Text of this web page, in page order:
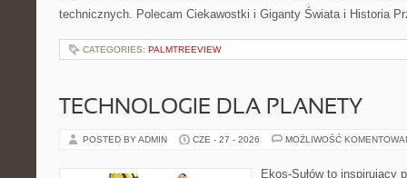
technicznych. Polecam Ciekawostki i Giganty Świata i Historia
CATEGORIES: PALMTREEVIEW
TECHNOLOGIE DLA PLANETY
POSTED BY ADMIN CZE - 27 - 2026 MOŻLIWOŚĆ
Ekos-Sułów to inspirujący